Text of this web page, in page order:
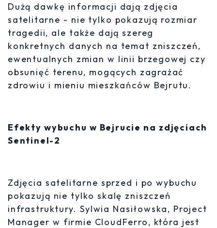
Dużą dawkę informacji dają zdjęcia
satelitarne - nie tylko pokazują rozmiar
tragedii, ale także dają szereg
konkretnych danych na temat zniszczeń,
ewentualnych zmian w linii brzegowej czy
obsunięć terenu, mogących zagrażać
zdrowiu i mieniu mieszkańców Bejrutu.
Efekty wybuchu w Bejrucie na zdjęciach
Sentinel-2
Zdjęcia satelitarne sprzed i po wybuchu
pokazują nie tylko skalę zniszczeń
infrastruktury. Sylwia Nasiłowska, Project
Manager w firmie CloudFerro, która jest